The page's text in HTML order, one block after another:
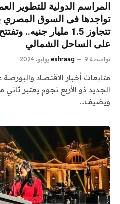
المراسم الدولية للتطوير
تواجدها فى السوق المصري
تتجاوز 1.5 مليار جنيه..
على الساحل الشمالي
بواسطة eshraag 9 يوليو، 2024
متابعات أخبار الاقتصاد والبورصة
الجديد ذو الأربع نجوم يعتبر
ويضيف…